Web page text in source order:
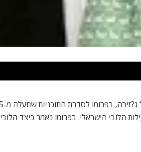
הלובי הישראלי. בפרומו נאמר כיצד